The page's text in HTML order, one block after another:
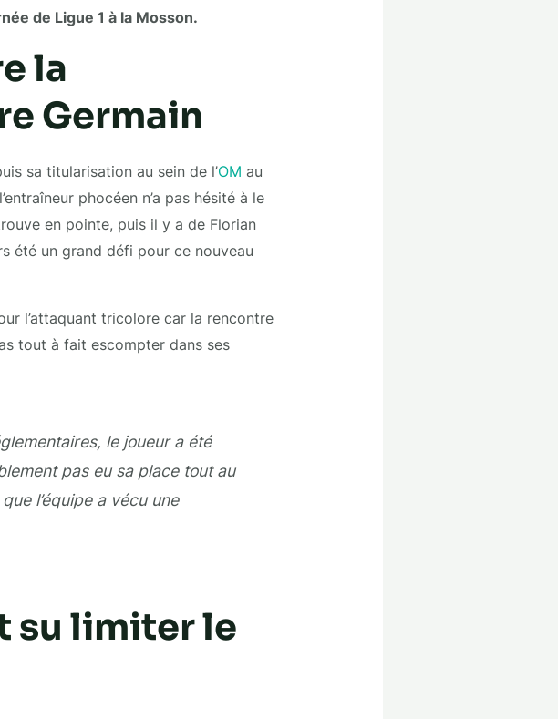
de Ligue 1 à la Mosson.
la
Germain
sa titularisation au sein de l’OM au
phocéen n’a pas hésité à le
en pointe, puis il y a de Florian
été un grand défi pour ce nouveau
l’attaquant tricolore car la rencontre
tout à fait escompter dans ses
le joueur a été
pas eu sa place tout au
l’équipe a vécu une
su limiter le